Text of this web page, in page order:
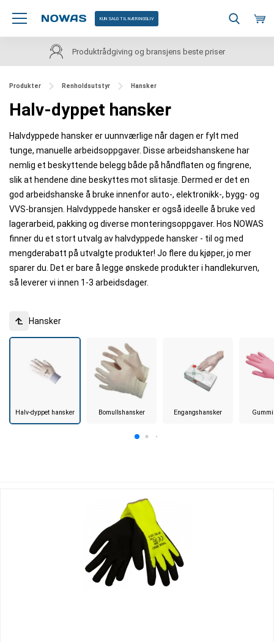
KUN SALG TIL NÆRINGSLIV
Produktrådgiving og bransjens beste priser
Produkter Renholdsutstyr Hansker
Halv-dyppet hansker
Halvdyppede hansker er uunnværlige når dagen er fylt med
tunge, manuelle arbeidsoppgaver. Disse arbeidshanskene har
nemlig et beskyttende belegg både på håndflaten og fingrene,
slik at hendene dine beskyttes mot slitasje. Dermed er det en
god arbeidshanske å bruke innenfor auto-, elektronikk-, bygg- og
VVS-bransjen. Halvdyppede hansker er også ideelle å bruke ved
lagerarbeid, pakking og diverse monteringsoppgaver. Hos NOWAS
finner du et stort utvalg av halvdyppede hansker - til og med
mengderabatt på utvalgte produkter! Jo flere du kjøper, jo mer
sparer du. Det er bare å legge ønskede produkter i handlekurven,
så leverer vi innen 1-3 arbeidsdager.
Hansker
Halv-dyppet hansker Bomullshansker Engangshansker